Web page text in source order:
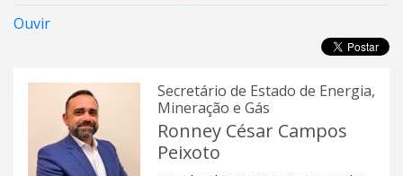
Ouvir
Secretário de Estado de Energia,
Mineração e Gás
Ronney César Campos
Peixoto